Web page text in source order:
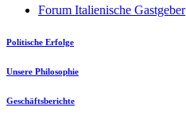
Forum Italienische Gastgeber
Politische Erfolge
Unsere Philosophie
Geschäftsberichte